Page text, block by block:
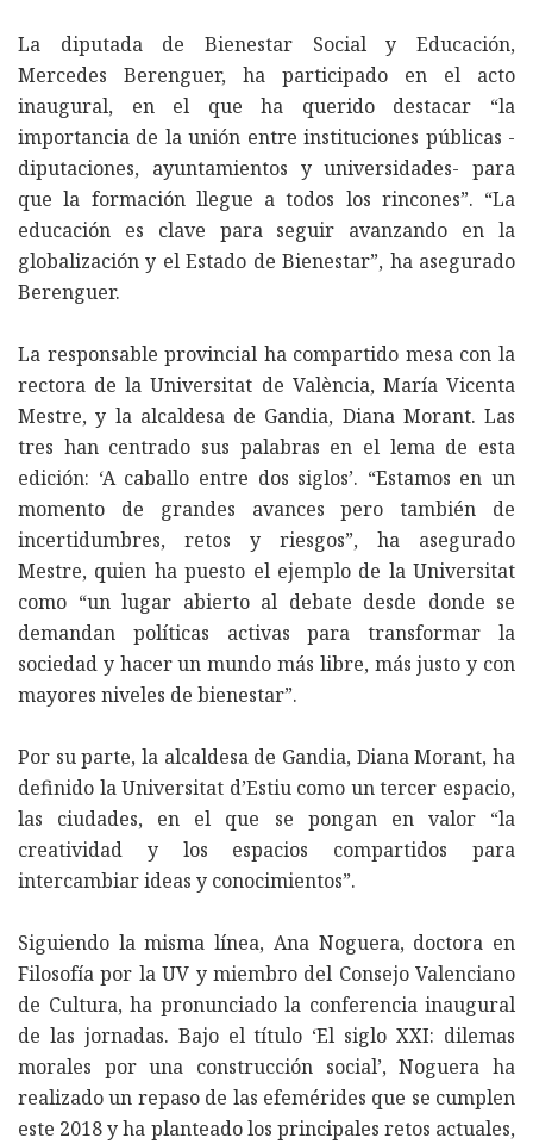
La diputada de Bienestar Social y Educación,
Mercedes Berenguer, ha participado en el acto
inaugural, en el que ha querido destacar “la
importancia de la unión entre instituciones públicas -
diputaciones, ayuntamientos y universidades- para
que la formación llegue a todos los rincones”. “La
educación es clave para seguir avanzando en la
globalización y el Estado de Bienestar”, ha asegurado
Berenguer.
La responsable provincial ha compartido mesa con la
rectora de la Universitat de València, María Vicenta
Mestre, y la alcaldesa de Gandia, Diana Morant. Las
tres han centrado sus palabras en el lema de esta
edición: ‘A caballo entre dos siglos’. “Estamos en un
momento de grandes avances pero también de
incertidumbres, retos y riesgos”, ha asegurado
Mestre, quien ha puesto el ejemplo de la Universitat
como “un lugar abierto al debate desde donde se
demandan políticas activas para transformar la
sociedad y hacer un mundo más libre, más justo y con
mayores niveles de bienestar”.
Por su parte, la alcaldesa de Gandia, Diana Morant, ha
definido la Universitat d’Estiu como un tercer espacio,
las ciudades, en el que se pongan en valor “la
creatividad y los espacios compartidos para
intercambiar ideas y conocimientos”.
Siguiendo la misma línea, Ana Noguera, doctora en
Filosofía por la UV y miembro del Consejo Valenciano
de Cultura, ha pronunciado la conferencia inaugural
de las jornadas. Bajo el título ‘El siglo XXI: dilemas
morales por una construcción social’, Noguera ha
realizado un repaso de las efemérides que se cumplen
este 2018 y ha planteado los principales retos actuales,